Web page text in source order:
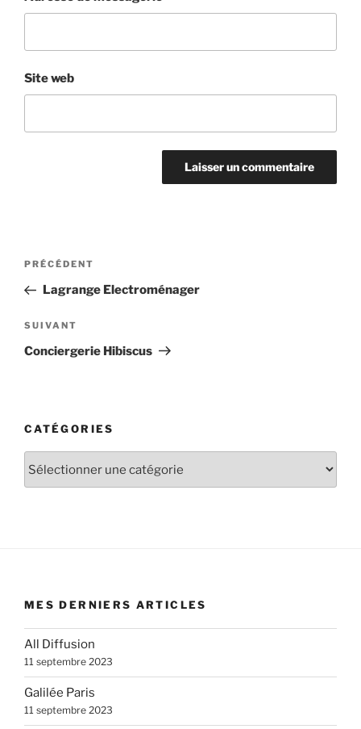
Site web
Navigation
l’article
Article
précédent
PRÉCÉDENT
Lagrange Electroménager
Article
suivant
SUIVANT
Conciergerie Hibiscus
CATÉGORIES
MES DERNIERS ARTICLES
All Diffusion
11 septembre 2023
Galilée Paris
11 septembre 2023